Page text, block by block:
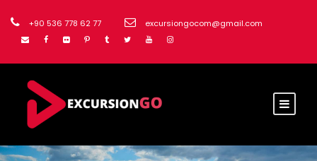
+90 536 778 62 77 excursiongocom@gmail.com